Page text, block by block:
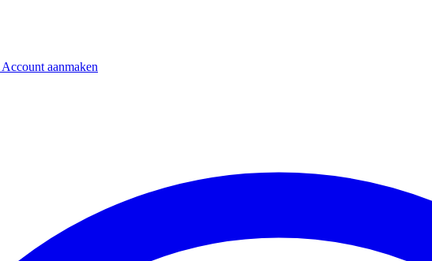
Account aanmaken